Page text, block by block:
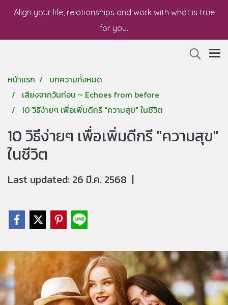
Align your life, relationships and work with what is true
for you.
หน้าแรก
บทความทั้งหมด
เสียงจากวันก่อน ~ Echoes from before
10 วิธีง่ายๆ เพื่อเพิ่มดีกรี "ความสุข" ในชีวิต
10 วิธีง่ายๆ เพื่อเพิ่มดีกรี "ความสุข"
ในชีวิต
Last updated: 26 มี.ค. 2568 |